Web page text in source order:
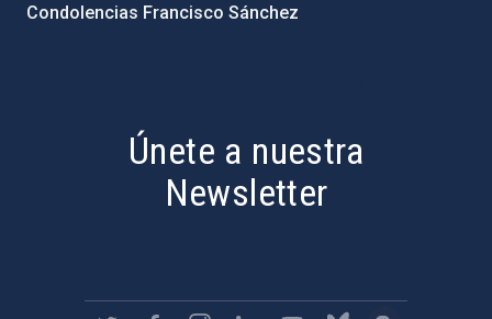
Condolencias Francisco Sánchez
Únete a nuestra
Newsletter